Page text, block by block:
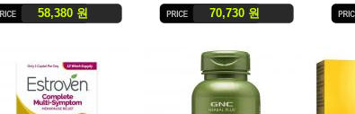
58,380 원 70,730 원